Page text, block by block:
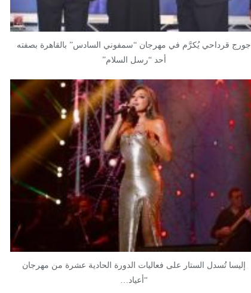
جورج قرداحي يُكرَّم في مهرجان “سمفوني السادس” بالقاهرة بصفته
أحد “رسل السلام”
إليسا تُسدل الستار على فعاليات الدورة الحادية عشرة من مهرجان
“أعياد…